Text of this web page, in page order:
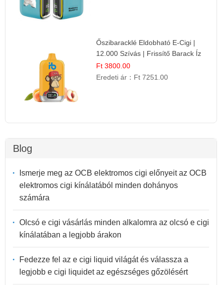
Őszibaracklé Eldobható E-Cigi |
12.000 Szívás | Frissítő Barack Íz
Ft 3800.00
Eredeti ár： Ft 7251.00
Blog
Ismerje meg az OCB elektromos cigi előnyeit az OCB
elektromos cigi kínálatából minden dohányos
számára
Olcsó e cigi vásárlás minden alkalomra az olcsó e cigi
kínálatában a legjobb árakon
Fedezze fel az e cigi liquid világát és válassza a
legjobb e cigi liquidet az egészséges gőzölésért